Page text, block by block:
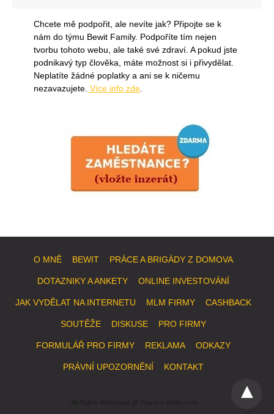
Chcete mě podpořit, ale nevíte jak? Připojte se k
nám do týmu Bewit Family. Podpoříte tím nejen
tvorbu tohoto webu, ale také své zdraví. A pokud jste
podnikavý typ člověka, máte možnost si i přivydělat.
Neplatíte žádné poplatky a ani se k ničemu
nezavazujete. Více info zde
O MNĚ BEWIT PRÁCE A BRIGÁDY Z DOMOVA
DOTAZNIKY A ANKETY ONLINE INVESTOVÁNÍ
JAK VYDĚLAT NA INTERNETU MLM FIRMY CASHBACK
SOUTĚŽE DISKUSE PRO FIRMY
FORMULÁŘ PRO FIRMY REKLAMA ODKAZY
PRÁVNÍ UPOZORNĚNÍ KONTAKT